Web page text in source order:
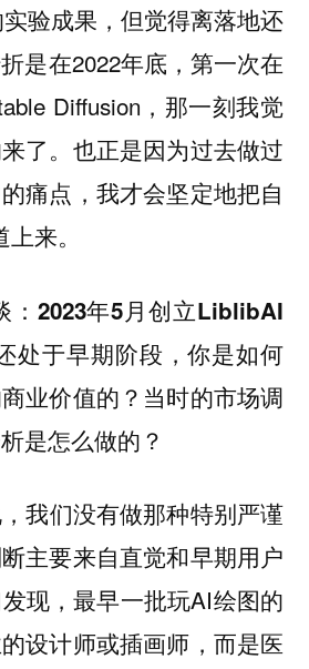
验成果，但觉得离落地还
是在2022年底，第一次在
Diffusion，那一刻我觉
了。也正是因为过去做过
痛点，我才会坚定地把自
来。
：2023年5月创立LiblibAI
处于早期阶段，你是如何
业价值的？当时的市场调
是怎么做的？
，我们没有做那种特别严谨
主要来自直觉和早期用户
现，最早一批玩AI绘图的
设计师或插画师，而是医